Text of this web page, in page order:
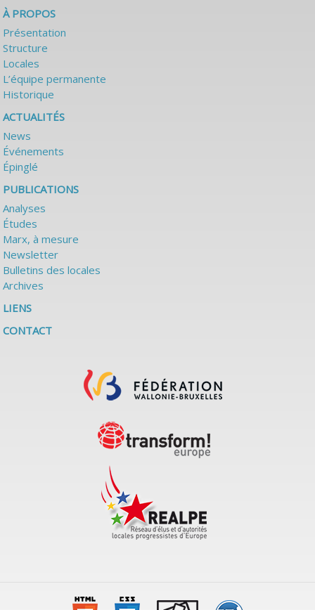
À PROPOS
Présentation
Structure
Locales
L’équipe permanente
Historique
ACTUALITÉS
News
Événements
Épinglé
PUBLICATIONS
Analyses
Études
Marx, à mesure
Newsletter
Bulletins des locales
Archives
LIENS
CONTACT